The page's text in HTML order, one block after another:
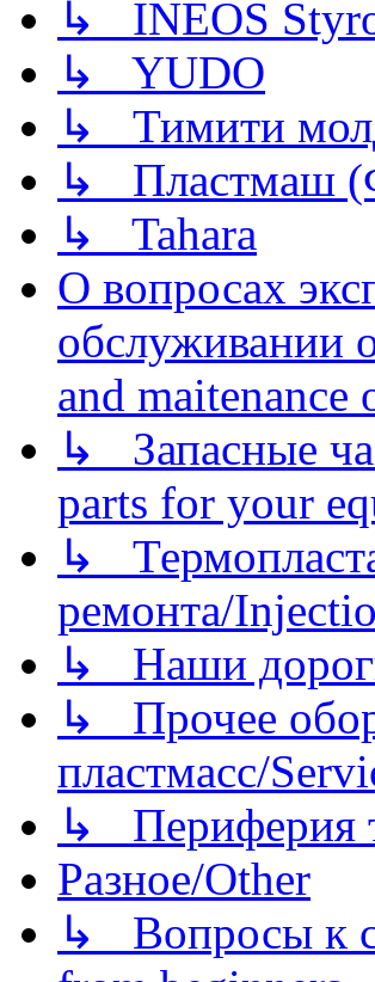
↳ INEOS
↳ YUDO
↳ Тимити
↳ Пластмаш
↳ Tahara
О вопросах
обслуживании
and maitenance
↳ Запасные
parts for your
↳
ремонта/
↳ Наши
↳ Прочее
пластмасс/
↳ Периферия
Разное/Other
↳ Вопросы к